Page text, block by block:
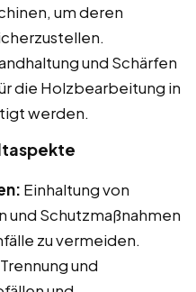
um deren
und Schärfen
die Holzbearbeitung in
werden.
Einhaltung von
Schutzmaßnahmen
zu vermeiden.
Trennung und